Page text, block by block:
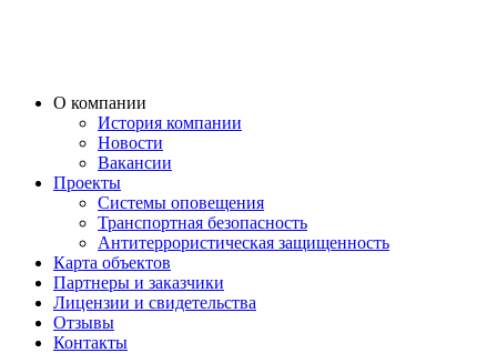
О компании
История компании
Новости
Вакансии
Проекты
Системы оповещения
Транспортная безопасность
Антитеррористическая защищенность
Карта объектов
Партнеры и заказчики
Лицензии и свидетельства
Отзывы
Контакты